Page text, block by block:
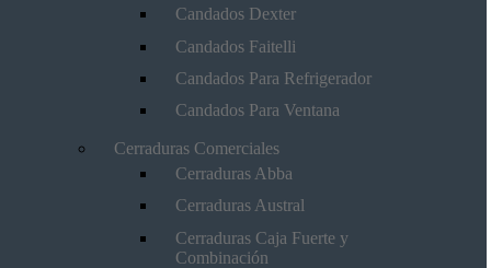
Candados Dexter
Candados Faitelli
Candados Para Refrigerador
Candados Para Ventana
Cerraduras Comerciales
Cerraduras Abba
Cerraduras Austral
Cerraduras Caja Fuerte y
Combinación